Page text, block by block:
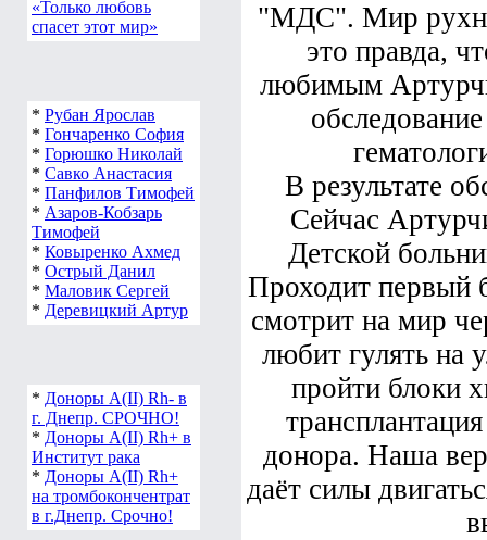
«Только любовь
спасет этот мир»
* Рубан Ярослав
* Гончаренко София
* Горюшко Николай
* Савко Анастасия
* Панфилов Тимофей
* Азаров-Кобзарь
Тимофей
* Ковыренко Ахмед
* Острый Данил
* Маловик Сергей
* Деревицкий Артур
* Доноры А(ІІ) Rh- в
г. Днепр. СРОЧНО!
* Доноры А(ІІ) Rh+ в
Институт рака
* Доноры А(ІІ) Rh+
на тромбокончентрат
в г.Днепр. Срочно!
"МДС". Мир
это правда,
любимым
В результате
Сейчас
Детской
Проходит первый
смотрит на мир
любит гулять на
пройти блоки
донора. Наша
даёт силы